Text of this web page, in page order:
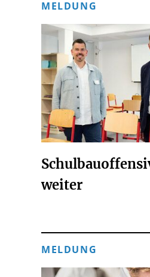
MELDUNG
weiter
MELDUNG